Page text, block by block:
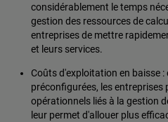
considérablement le temps
gestion des ressources de
entreprises de mettre
et leurs services.
Coûts d'exploitation en baisse
préconfigurées, les
opérationnels liés à la gestion
leur permet d'allouer plus